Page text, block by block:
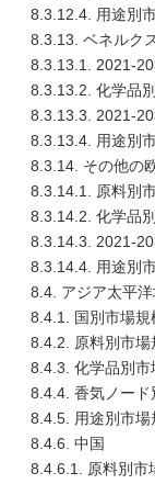
8.3.12.4. 用途別
8.3.13. ベネルク
8.3.13.1. 2021-
8.3.13.2. 化学品
8.3.13.3. 2021-
8.3.13.4. 用途別
8.3.14. その他の
8.3.14.1. 原料別
8.3.14.2. 化学品
8.3.14.3. 2021-
8.3.14.4. 用途別
8.4. アジア太平
8.4.1. 国別市場
8.4.2. 原料別市
8.4.3. 化学品別
8.4.4. 香気ノー
8.4.5. 用途別市
8.4.6. 中国
8.4.6.1. 原料別市